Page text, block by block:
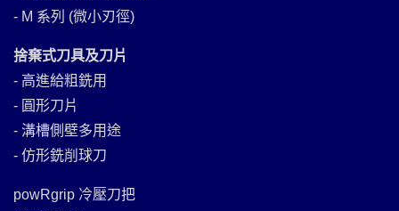
- M 系列 (微小刃徑)
捨棄式刀具及刀片
- 高進給粗銑用
- 圓形刀片
- 溝槽側壁多用途
- 仿形銑削球刀
powRgrip 冷壓刀把